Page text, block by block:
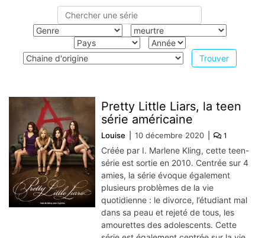
Pretty Little Liars, la teen
série américaine
Louise 10 décembre 2020 1
Créée par I. Marlene Kling, cette teen-
série est sortie en 2010. Centrée sur 4
amies, la série évoque également
plusieurs problèmes de la vie
quotidienne : le divorce, l’étudiant mal
dans sa peau et rejeté de tous, les
amourettes des adolescents. Cette